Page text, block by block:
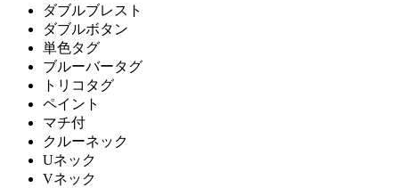
ダブルブレスト
ダブルボタン
単色タグ
ブルーバータグ
トリコタグ
ペイント
マチ付
クルーネック
Uネック
Vネック